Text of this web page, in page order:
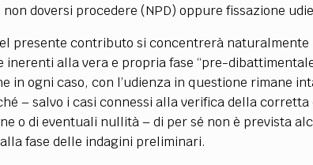
doversi procedere (NPD) oppure fissazione
presente contributo si concentrerà
inerenti alla vera e propria fase “pre-
in ogni caso, con l’udienza in questione rimane
– salvo i casi connessi alla verifica della
o di eventuali nullità – di per sé non è prevista
fase delle indagini preliminari.